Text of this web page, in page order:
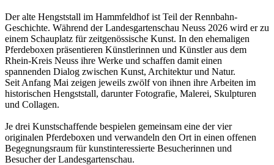
Der alte Hengststall im Hammfeldhof ist Teil der Rennbahn-
Geschichte. Während der Landesgartenschau Neuss 2026 wird er zu
einem Schauplatz für zeitgenössische Kunst. In den ehemaligen
Pferdeboxen präsentieren Künstlerinnen und Künstler aus dem
Rhein-Kreis Neuss ihre Werke und schaffen damit einen
spannenden Dialog zwischen Kunst, Architektur und Natur.
Seit Anfang Mai zeigen jeweils zwölf von ihnen ihre Arbeiten im
historischen Hengststall, darunter Fotografie, Malerei, Skulpturen
und Collagen.
Je drei Kunstschaffende bespielen gemeinsam eine der vier
originalen Pferdeboxen und verwandeln den Ort in einen offenen
Begegnungsraum für kunstinteressierte Besucherinnen und
Besucher der Landesgartenschau.